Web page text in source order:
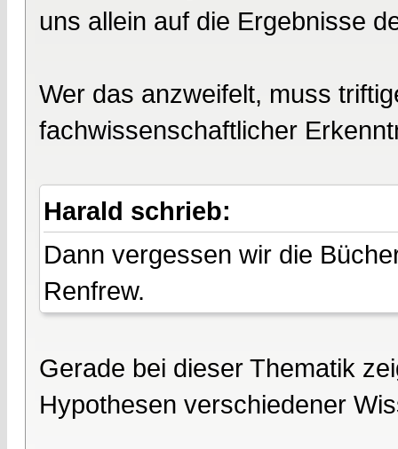
uns allein auf die Ergebnisse
Wer das anzweifelt, muss
fachwissenschaftlicher
Harald schrieb:
Dann vergessen wir die
Renfrew.
Gerade bei dieser Thematik
Hypothesen verschiedener